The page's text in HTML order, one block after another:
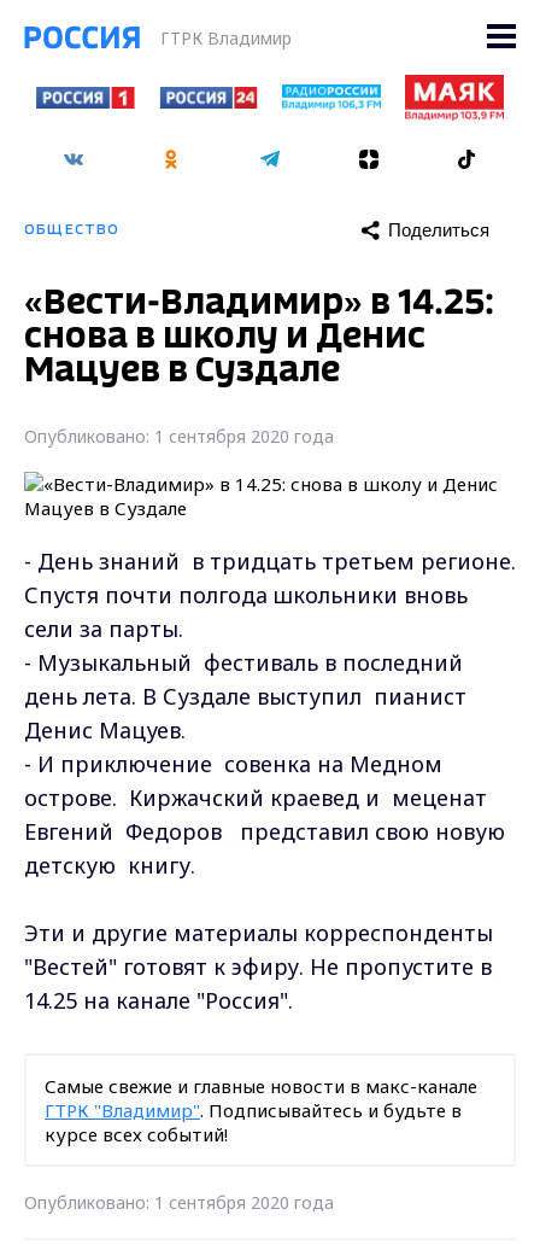
ГТРК Владимир
ОБЩЕСТВО Поделиться
«Вести-Владимир» в 14.25:
снова в школу и Денис
Мацуев в Суздале
Опубликовано: 1 сентября 2020 года
- День знаний в тридцать третьем регионе.
Спустя почти полгода школьники вновь
сели за парты.
- Музыкальный фестиваль в последний
день лета. В Суздале выступил пианист
Денис Мацуев.
- И приключение совенка на Медном
острове. Киржачский краевед и меценат
Евгений Федоров представил свою новую
детскую книгу.
Эти и другие материалы корреспонденты
"Вестей" готовят к эфиру. Не пропустите в
14.25 на канале "Россия".
Самые свежие и главные новости в макс-канале
ГТРК "Владимир". Подписывайтесь и будьте в
курсе всех событий!
Опубликовано: 1 сентября 2020 года